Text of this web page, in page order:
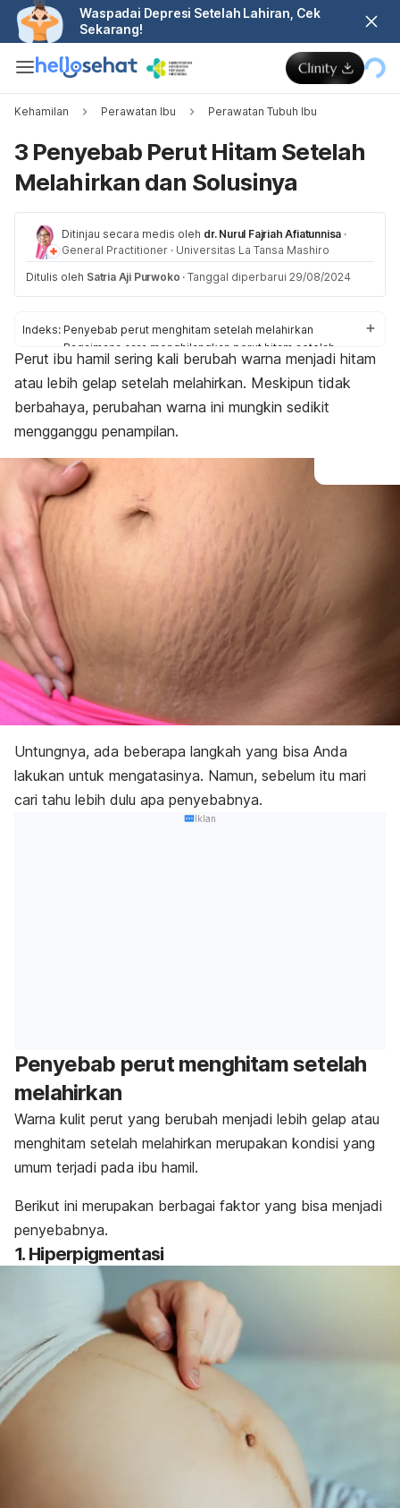
Waspadai Depresi Setelah Lahiran, Cek
Sekarang!
Kehamilan Perawatan Ibu Perawatan Tubuh Ibu
3 Penyebab Perut Hitam Setelah
Melahirkan dan Solusinya
Ditinjau secara medis oleh dr. Nurul Fajriah Afiatunnisa ·
General Practitioner · Universitas La Tansa Mashiro
Ditulis oleh Satria Aji Purwoko · Tanggal diperbarui 29/08/2024
Indeks: Penyebab perut menghitam setelah melahirkan
Bagaimana cara menghilangkan perut hitam setelah
melahirkan?
Perut ibu hamil sering kali berubah warna menjadi hitam
atau lebih gelap setelah melahirkan. Meskipun tidak
berbahaya, perubahan warna ini mungkin sedikit
mengganggu penampilan.
Untungnya, ada beberapa langkah yang bisa Anda
lakukan untuk mengatasinya. Namun, sebelum itu mari
cari tahu lebih dulu apa penyebabnya.
Iklan
Penyebab perut menghitam setelah
melahirkan
Warna kulit perut yang berubah menjadi lebih gelap atau
menghitam setelah melahirkan merupakan kondisi yang
umum terjadi pada ibu hamil.
Berikut ini merupakan berbagai faktor yang bisa menjadi
penyebabnya.
1. Hiperpigmentasi